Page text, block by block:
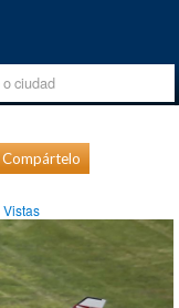
Compártelo
Vistas